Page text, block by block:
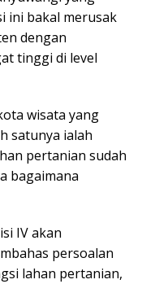
ini bakal merusak
dengan
tinggi di level
wisata yang
satunya ialah
pertanian sudah
bagaimana
IV akan
persoalan
lahan pertanian,